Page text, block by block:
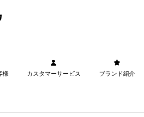
様 カスタマーサービス ブランド紹介